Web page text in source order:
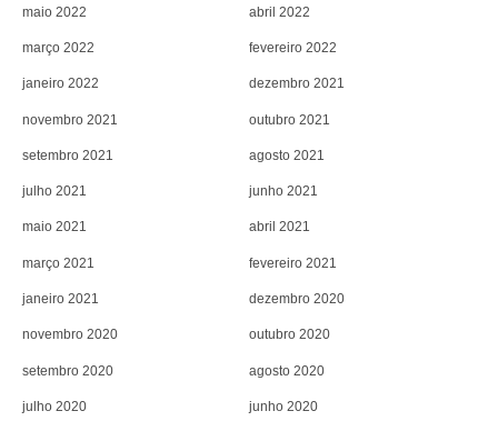
maio 2022 abril 2022
março 2022 fevereiro 2022
janeiro 2022 dezembro 2021
novembro 2021 outubro 2021
setembro 2021 agosto 2021
julho 2021 junho 2021
maio 2021 abril 2021
março 2021 fevereiro 2021
janeiro 2021 dezembro 2020
novembro 2020 outubro 2020
setembro 2020 agosto 2020
julho 2020 junho 2020